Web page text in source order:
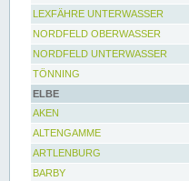
LEXFÄHRE UNTERWASSER
NORDFELD OBERWASSER
NORDFELD UNTERWASSER
TÖNNING
ELBE
AKEN
ALTENGAMME
ARTLENBURG
BARBY